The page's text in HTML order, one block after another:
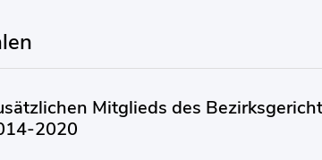
Mitglieds des
2020